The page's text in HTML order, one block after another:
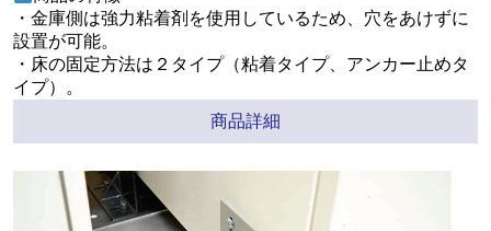
・金庫側は強力粘着剤を使用しているため、穴をあけずに
設置が可能。
・床の固定方法は２タイプ（粘着タイプ、アンカー止めタ
イプ）。
商品詳細